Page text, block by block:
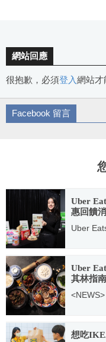
網站回應
很抱歉，必須登入網站才
Facebook 留言
Uber
惠回饋
Uber
2020.11.04
Uber
其林指
2020.09.10
想吃